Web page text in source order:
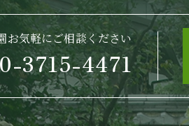
お気軽にご相談ください
3715-4471